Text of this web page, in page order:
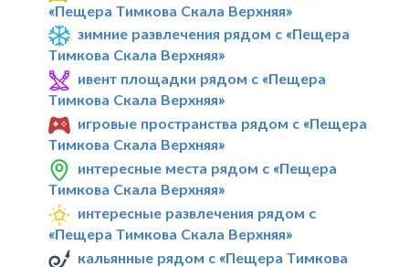
«Пещера Тимкова Скала Верхняя»
зимние развлечения рядом с «Пещера
Тимкова Скала Верхняя»
ивент площадки рядом с «Пещера
Тимкова Скала Верхняя»
игровые пространства рядом с «Пещера
Тимкова Скала Верхняя»
интересные места рядом с «Пещера
Тимкова Скала Верхняя»
интересные развлечения рядом с
«Пещера Тимкова Скала Верхняя»
кальянные рядом с «Пещера Тимкова